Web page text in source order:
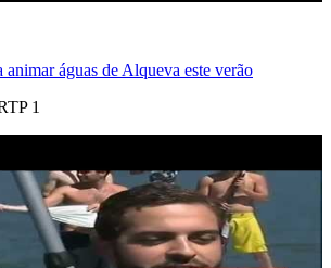
animar águas de Alqueva este verão
1